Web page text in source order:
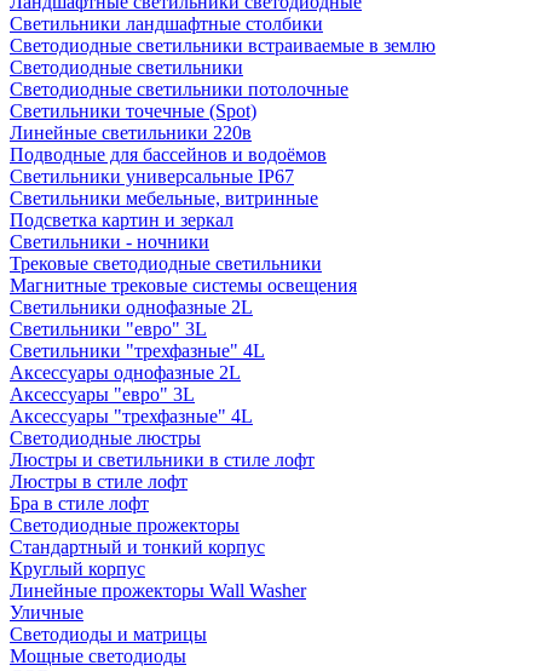
Светильники ландшафтные столбики
Светодиодные светильники встраиваемые в землю
Светодиодные светильники
Светодиодные светильники потолочные
Светильники точечные (Spot)
Линейные светильники 220в
Подводные для бассейнов и водоёмов
Светильники универсальные IP67
Светильники мебельные, витринные
Подсветка картин и зеркал
Светильники - ночники
Трековые светодиодные светильники
Магнитные трековые системы освещения
Светильники однофазные 2L
Светильники "евро" 3L
Светильники "трехфазные" 4L
Аксессуары однофазные 2L
Аксессуары "евро" 3L
Аксессуары "трехфазные" 4L
Светодиодные люстры
Люстры и светильники в стиле лофт
Люстры в стиле лофт
Бра в стиле лофт
Светодиодные прожекторы
Стандартный и тонкий корпус
Круглый корпус
Линейные прожекторы Wall Washer
Уличные
Светодиоды и матрицы
Мощные светодиоды